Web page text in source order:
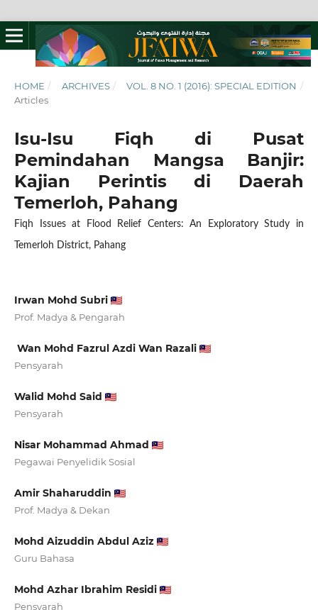
HOME / ARCHIVES / VOL. 8 NO. 1 (2016): SPECIAL EDITION /
Articles
Isu-Isu Fiqh di Pusat
Pemindahan Mangsa Banjir:
Kajian Perintis di Daerah
Temerloh, Pahang
Fiqh Issues at Flood Relief Centers: An Exploratory Study in
Temerloh District, Pahang
Irwan Mohd Subri
Prof. Madya & Pengarah
Wan Mohd Fazrul Azdi Wan Razali
Pensyarah
Walid Mohd Said
Pensyarah
Nisar Mohammad Ahmad
Pegawai Penyelidik Sosial
Amir Shaharuddin
Prof. Madya & Dekan
Mohd Aizuddin Abdul Aziz
Guru Bahasa
Mohd Azhar Ibrahim Residi
Pensyarah